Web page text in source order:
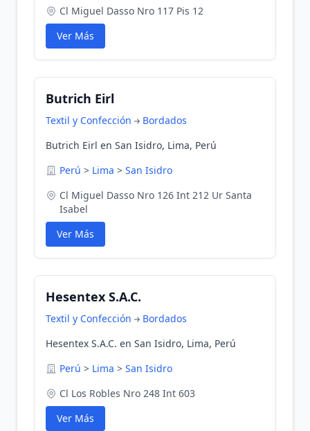
Cl Miguel Dasso Nro 117 Pis 12
Ver Más
Butrich Eirl
Textil y Confección
Bordados
Butrich Eirl en San Isidro, Lima, Perú
Perú > Lima > San Isidro
Cl Miguel Dasso Nro 126 Int 212 Ur Santa
Isabel
Ver Más
Hesentex S.A.C.
Textil y Confección
Bordados
Hesentex S.A.C. en San Isidro, Lima, Perú
Perú > Lima > San Isidro
Cl Los Robles Nro 248 Int 603
Ver Más